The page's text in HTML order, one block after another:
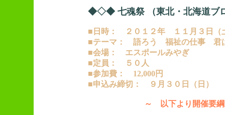
◆◇◆ 七魂祭 （東北・北海道
■日時： ２０１２年 １１月３日（
■テーマ： 語ろう 福祉の仕事 君
■会場： エスポールみやぎ
■定員： ５０人
■参加費： 12,000円
■申込み締切： ９月３０日（日）
～ 以下より開催要綱